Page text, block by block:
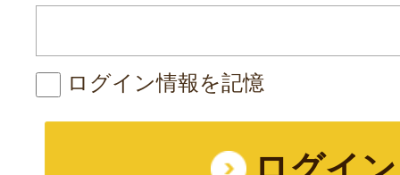
ログイン情報を記憶